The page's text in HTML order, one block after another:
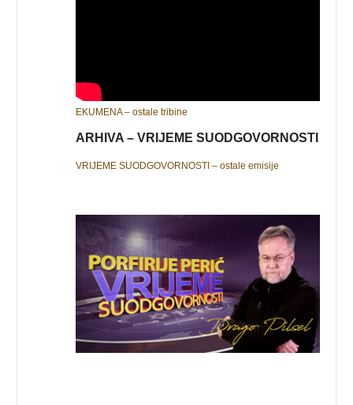
EKUMENA – ostale tribine
ARHIVA – VRIJEME SUODGOVORNOSTI
VRIJEME SUODGOVORNOSTI – ostale emisije